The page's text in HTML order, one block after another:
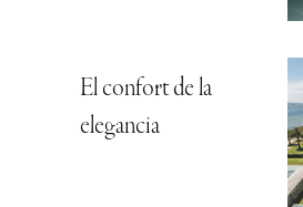
El confort de la
elegancia